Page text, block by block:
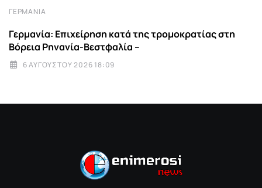
ΓΕΡΜΑΝΊΑ
Γερμανία: Επιχείρηση κατά της τρομοκρατίας στη
Βόρεια Ρηνανία-Βεστφαλία –
6 ΑΥΓΟΎΣΤΟΥ 2026 18:09